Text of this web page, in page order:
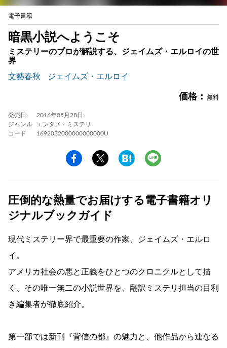
電子書籍
暗黒小説へようこそ
ミステリーのプロが解説する、ジェイムズ・エルロイの世
界
文藝春秋
ジェイムズ・エルロイ
価格： 無料
発売日
2016年05月28日
ジャンル
エンタメ・ミステリ
コード
1692032000000000000U
圧倒的な熱量でお届けする電子書籍オリ
ジナルブックガイド
現代ミステリー界で最重要の作家、ジェイムズ・エルロ
イ。
アメリカ社会の悪と正義をひとつのクロニクルとして描
く、その唯一無二の小説世界を、翻訳ミステリ担当の目利
き編集者が徹底紹介。
第一部では新刊『背信の都』の魅力と、他作品から連なる